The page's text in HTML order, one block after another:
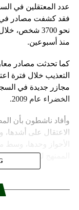
عدد المعتقلين في
فقد كشفت مصادر في
نحو 3700 شخص،
منذ أسبوعين.
التعذيب خلال فترة
مجازر جديدة في
الخضراء عام 2009.
وأفاد ناشطون بأن
الممنهج للمعتقلين.
المظاهرات، كما